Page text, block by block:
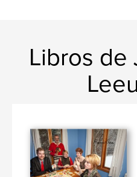
Libros de